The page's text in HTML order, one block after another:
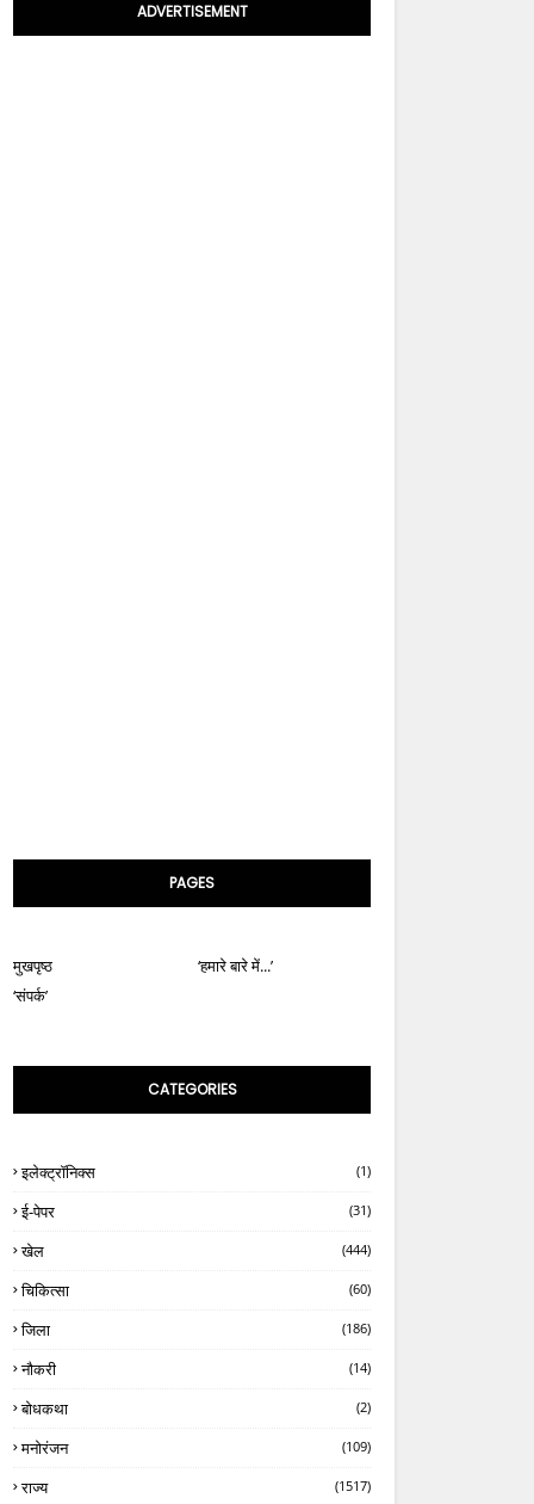
ADVERTISEMENT
PAGES
मुखपृष्ठ
‘हमारे बारे में...’
‘संपर्क’
CATEGORIES
इलेक्ट्रॉनिक्स (1)
ई-पेपर (31)
खेल (444)
चिकित्सा (60)
जिला (186)
नौकरी (14)
बोधकथा (2)
मनोरंजन (109)
राज्य (1517)